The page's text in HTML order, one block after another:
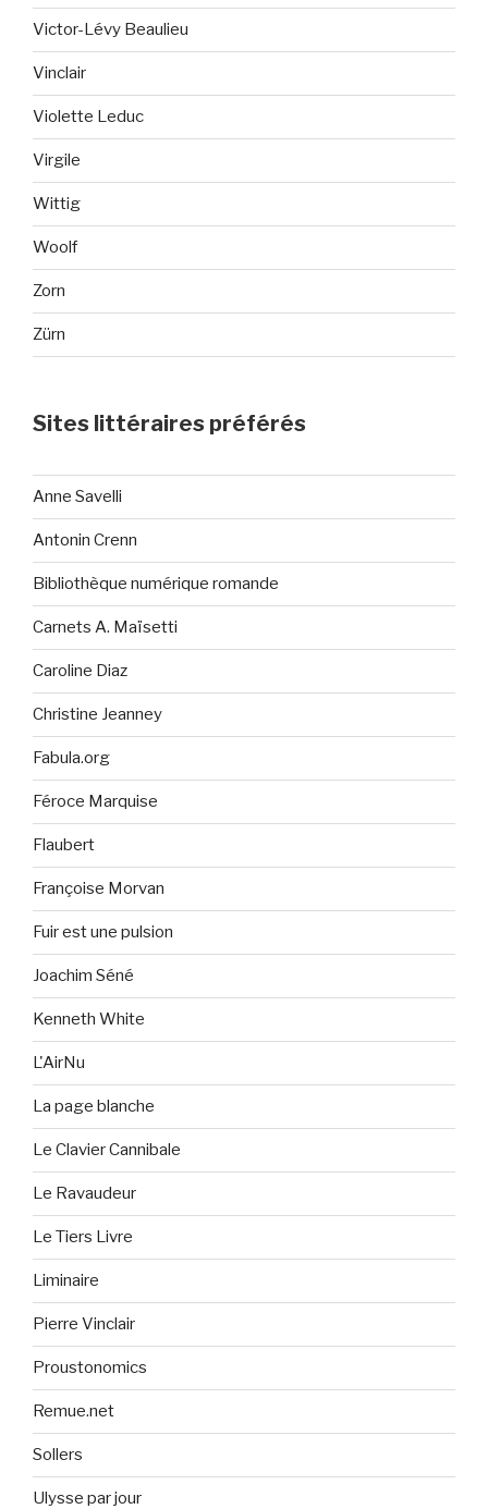
Victor-Lévy Beaulieu
Vinclair
Violette Leduc
Virgile
Wittig
Woolf
Zorn
Zürn
Sites littéraires préférés
Anne Savelli
Antonin Crenn
Bibliothèque numérique romande
Carnets A. Maïsetti
Caroline Diaz
Christine Jeanney
Fabula.org
Féroce Marquise
Flaubert
Françoise Morvan
Fuir est une pulsion
Joachim Séné
Kenneth White
L'AirNu
La page blanche
Le Clavier Cannibale
Le Ravaudeur
Le Tiers Livre
Liminaire
Pierre Vinclair
Proustonomics
Remue.net
Sollers
Ulysse par jour